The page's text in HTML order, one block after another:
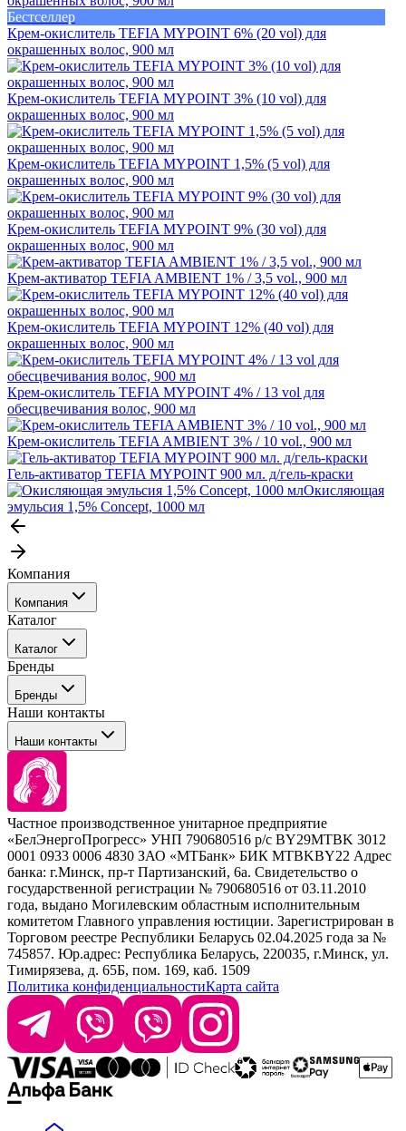
Бестселлер
Крем-окислитель TEFIA MYPOINT 6% (20 vol) для
окрашенных волос, 900 мл
Крем-окислитель TEFIA MYPOINT 3% (10 vol) для
окрашенных волос, 900 мл
Крем-окислитель TEFIA MYPOINT 1,5% (5 vol) для
окрашенных волос, 900 мл
Крем-окислитель TEFIA MYPOINT 9% (30 vol) для
окрашенных волос, 900 мл
Крем-активатор TEFIA AMBIENT 1% / 3,5 vol., 900 мл
Крем-окислитель TEFIA MYPOINT 12% (40 vol) для
окрашенных волос, 900 мл
Крем-окислитель TEFIA MYPOINT 4% / 13 vol для
обесцвечивания волос, 900 мл
Крем-окислитель TEFIA AMBIENT 3% / 10 vol., 900 мл
Гель-активатор TEFIA MYPOINT 900 мл. д/гель-краски
Окисляющая
эмульсия 1,5% Concept, 1000 мл
Компания
Компания
События
Покупателю
Каталог
Каталог
Профессиональные средства для окрашивания волос
Сервисные средства
Уход
Стайлинг
Брови и ресницы
Барберинг
Наборы
Расходные материалы
Бренды
Бренды
Tefia
Concept
Kezy
Barex
Sim Sensitive
Kebren
Selective Professional
White Line
Наши контакты
Наши контакты
+ 375 44 7233514
+ 375 29 1649505
info@krasabel.by
Офис: г. Минск, ул. Тимирязева 65Б, офис 1509
Склад: г. Минск, ул. Домбровская, 15
Время работы: пн–чт 9:00–17:30, пт 9:00–17:00
Частное производственное унитарное предприятие
«БелЭнергоПрогресс» УНП 790680516 р/с BY29MTBK 3012
0001 0933 0006 4830 ЗАО «МТБанк» БИК MTBKBY22 Адрес
банка: г.Минск, пр-т Партизанский, 6а. Свидетельство о
государственной регистрации № 790680516 от 03.11.2010
года, выдано Могилевским областным исполнительным
комитетом Главного управления юстиции. Зарегистрирован в
Торговом реестре Республики Беларусь 02.04.2025 года за №
745857. Юр.адрес: Республика Беларусь, 220035, г.Минск, ул.
Тимирязева, д. 65Б, пом. 169, каб. 1509
Политика конфиденциальностиКарта сайта